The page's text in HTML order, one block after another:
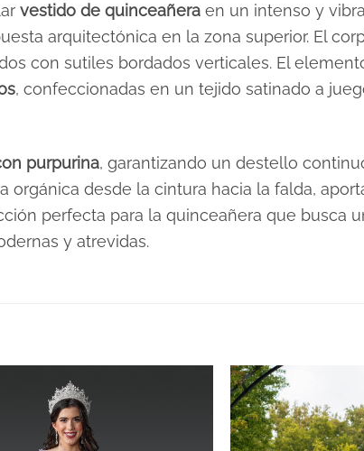
vestido de quinceañera en un intenso y
arquitectónica en la zona superior. El
con sutiles bordados verticales. El
, confeccionadas en un tejido satinado a
purpurina, garantizando un destello
orgánica desde la cintura hacia la falda,
perfecta para la quinceañera que busca
y atrevidas.
21 días